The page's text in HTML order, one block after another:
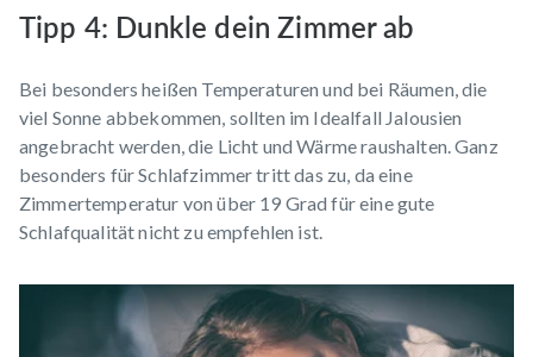
Tipp 4: Dunkle dein Zimmer ab
Bei besonders heißen Temperaturen und bei Räumen, die
viel Sonne abbekommen, sollten im Idealfall Jalousien
angebracht werden, die Licht und Wärme raushalten. Ganz
besonders für Schlafzimmer tritt das zu, da eine
Zimmertemperatur von über 19 Grad für eine gute
Schlafqualität nicht zu empfehlen ist.